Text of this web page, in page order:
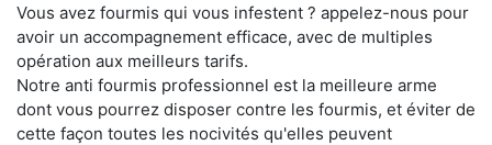
Vous avez fourmis qui vous infestent ? appelez-nous pour
avoir un accompagnement efficace, avec de multiples
opération aux meilleurs tarifs.
Notre anti fourmis professionnel est la meilleure arme
dont vous pourrez disposer contre les fourmis, et éviter de
cette façon toutes les nocivités qu'elles peuvent